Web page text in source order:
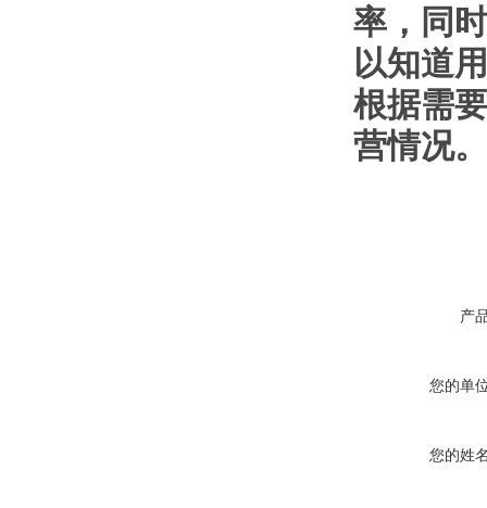
率，同
以知道
根据需
营情况。
产
您的单
您的姓